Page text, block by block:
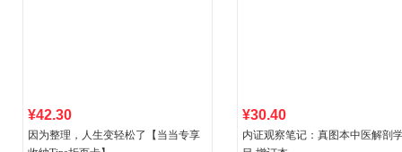
¥42.30
因为整理，人生变轻松了【当当专享
¥30.40
内证观察笔记：真图本中医解剖